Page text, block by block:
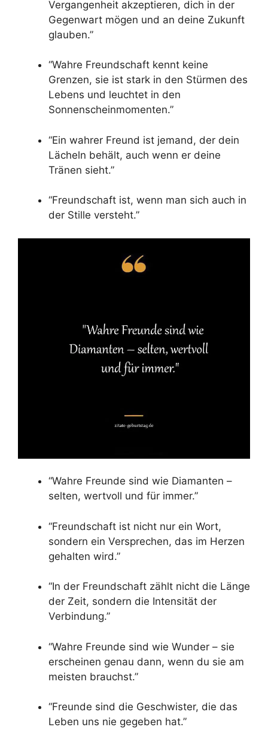
Vergangenheit akzeptieren, dich in der
Gegenwart mögen und an deine Zukunft
glauben.”
“Wahre Freundschaft kennt keine
Grenzen, sie ist stark in den Stürmen des
Lebens und leuchtet in den
Sonnenscheinmomenten.”
“Ein wahrer Freund ist jemand, der dein
Lächeln behält, auch wenn er deine
Tränen sieht.”
“Freundschaft ist, wenn man sich auch in
der Stille versteht.”
“Wahre Freunde sind wie Diamanten –
selten, wertvoll und für immer.”
“Freundschaft ist nicht nur ein Wort,
sondern ein Versprechen, das im Herzen
gehalten wird.”
“In der Freundschaft zählt nicht die Länge
der Zeit, sondern die Intensität der
Verbindung.”
“Wahre Freunde sind wie Wunder – sie
erscheinen genau dann, wenn du sie am
meisten brauchst.”
“Freunde sind die Geschwister, die das
Leben uns nie gegeben hat.”